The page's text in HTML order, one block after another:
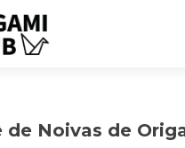
de Noivas de